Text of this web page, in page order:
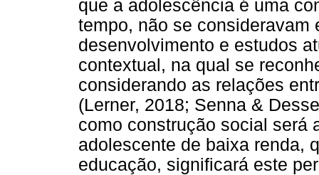
que a adolescência é uma
tempo, não se
desenvolvimento e estudos
contextual, na qual se
considerando as relações
(Lerner, 2018; Senna &
como construção social será
adolescente de baixa renda,
educação, significará este